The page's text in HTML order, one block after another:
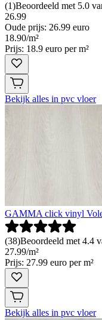
(1)Beoordeeld met 5.0
26.99
Oude prijs: 26.99 euro
18.90/m²
Prijs: 18.9 euro per m²
Bekijk alles in pvc vloer
GAMMA click vinyl
(38)Beoordeeld met 4.4
27.99/m²
Prijs: 27.99 euro per m²
Bekijk alles in pvc vloer